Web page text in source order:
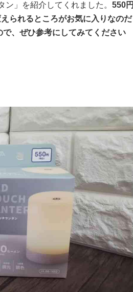
」を紹介してくれました。 550円
られるところがお気に入りなのだ
、ぜひ参考にしてみてください